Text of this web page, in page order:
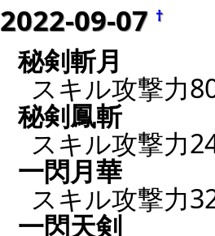
2022-09-07 †
秘剣斬月
スキル攻撃力
秘剣鳳斬
スキル攻撃力
一閃月華
スキル攻撃力
一閃天剣